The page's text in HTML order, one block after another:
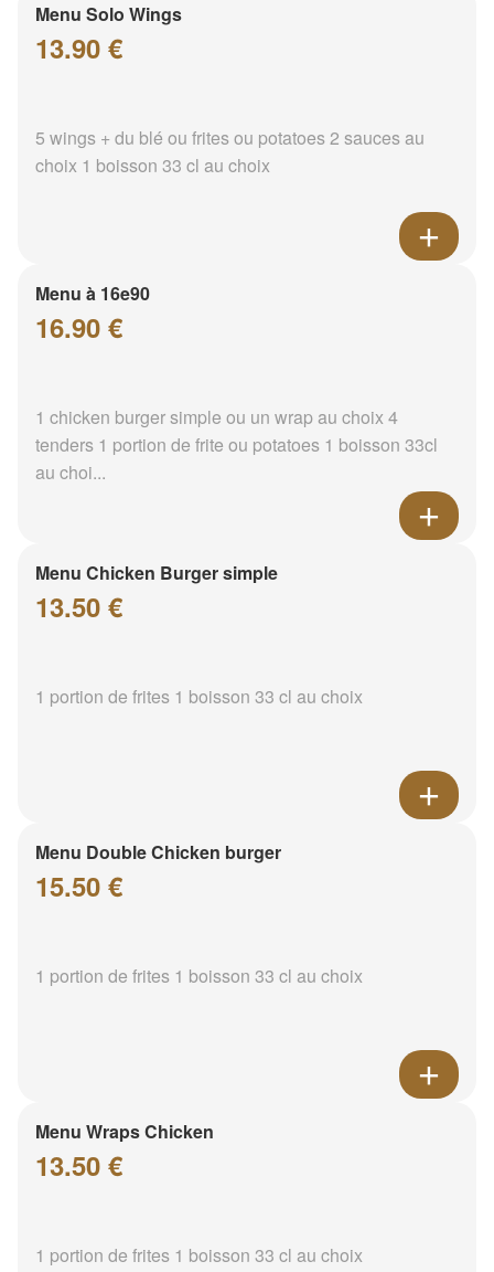
Menu Solo Wings
13.90 €
5 wings + du blé ou frites ou potatoes 2 sauces au
choix 1 boisson 33 cl au choix
Menu à 16e90
16.90 €
1 chicken burger simple ou un wrap au choix 4
tenders 1 portion de frite ou potatoes 1 boisson 33cl
au choi...
Menu Chicken Burger simple
13.50 €
1 portion de frites 1 boisson 33 cl au choix
Menu Double Chicken burger
15.50 €
1 portion de frites 1 boisson 33 cl au choix
Menu Wraps Chicken
13.50 €
1 portion de frites 1 boisson 33 cl au choix